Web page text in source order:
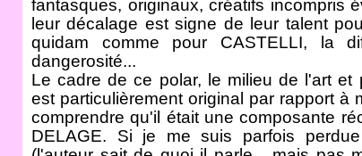
fantasques, originaux, créatifs incompris
leur décalage est signe de leur talent
quidam comme pour CASTELLI, la
dangerosité...
Le cadre de ce polar, le milieu de l'art et
est particulièrement original par rapport à
comprendre qu'il était une composante
DELAGE. Si je me suis parfois